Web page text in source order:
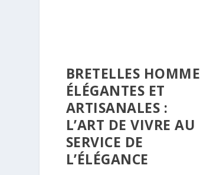
BRETELLES HOMME
ÉLÉGANTES ET
ARTISANALES :
L’ART DE VIVRE AU
SERVICE DE
L’ÉLÉGANCE